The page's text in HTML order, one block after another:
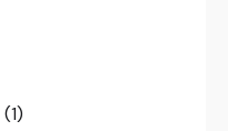
(1)